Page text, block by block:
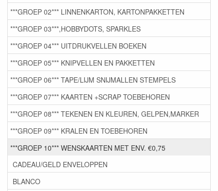
***GROEP 02*** LINNENKARTON, KARTONPAKKETTEN
***GROEP 03***,HOBBYDOTS, SPARKLES
***GROEP 04*** UITDRUKVELLEN BOEKEN
***GROEP 05*** KNIPVELLEN EN PAKKETTEN
***GROEP 06*** TAPE/LIJM SNIJMALLEN STEMPELS
***GROEP 07*** KAARTEN +SCRAP TOEBEHOREN
***GROEP 08*** TEKENEN EN KLEUREN, GELPEN,MARKER
***GROEP 09*** KRALEN EN TOEBEHOREN
***GROEP 10*** WENSKAARTEN MET ENV. €0,75
CADEAU/GELD ENVELOPPEN
BLANCO